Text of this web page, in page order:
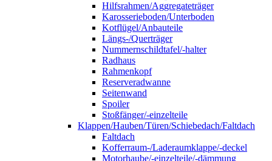
Hilfsrahmen/Aggregateträger
Karosserieboden/Unterboden
Kotflügel/Anbauteile
Längs-/Querträger
Nummernschildtafel/-halter
Radhaus
Rahmenkopf
Reserveradwanne
Seitenwand
Spoiler
Stoßfänger/-einzelteile
Klappen/Hauben/Türen/Schiebedach/Faltdach
Faltdach
Kofferraum-/Laderaumklappe/-deckel
Motorhaube/-einzelteile/-dämmung